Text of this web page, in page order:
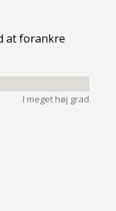
at forankre
I meget høj grad